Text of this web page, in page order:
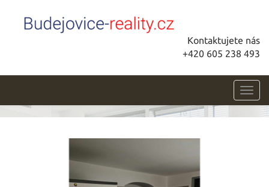
Kontaktujete nás
+420 605 238 493